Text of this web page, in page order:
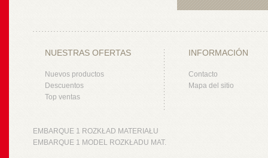
NUESTRAS OFERTAS
Nuevos productos
Descuentos
Top ventas
INFORMACIÓN
Contacto
Mapa del sitio
EMBARQUE 1 ROZKŁAD MATERIAŁU
EMBARQUE 1 MODEL ROZKŁADU MAT.